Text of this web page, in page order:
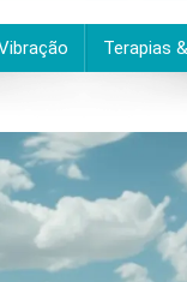
Terapias